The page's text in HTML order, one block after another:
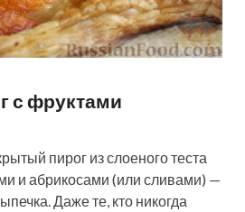
с фруктами
пирог из слоеного теста
и абрикосами (или сливами) —
Даже те, кто никогда